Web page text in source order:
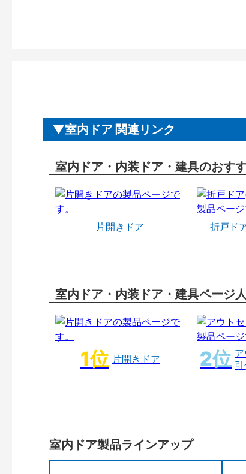
室内ドア 関連リンク
室内ドア・内装ドア・建具のおす
片開きドア 折戸ド
室内ドア・内装ドア・建具ページ
片開きドア
室内ドア製品ラインアップ